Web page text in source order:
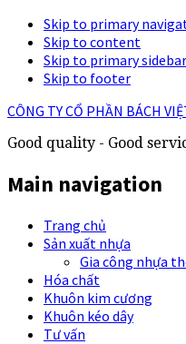
Skip to primary
Skip to content
Skip to primary sidebar
Skip to footer
CÔNG TY CỔ PHẦN BÁCH
Good quality - Good
Main navigation
Trang chủ
Sản xuất nhựa
Gia công nhựa
Hóa chất
Khuôn kim cương
Khuôn kéo dây
Tư vấn